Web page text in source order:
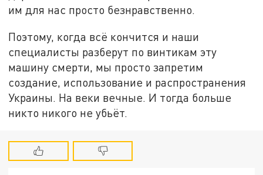
им для нас просто безнравственно.
Поэтому, когда всё кончится и наши
специалисты разберут по винтикам эту
машину смерти, мы просто запретим
создание, использование и распространения
Украины. На веки вечные. И тогда больше
никто никого не убьёт.